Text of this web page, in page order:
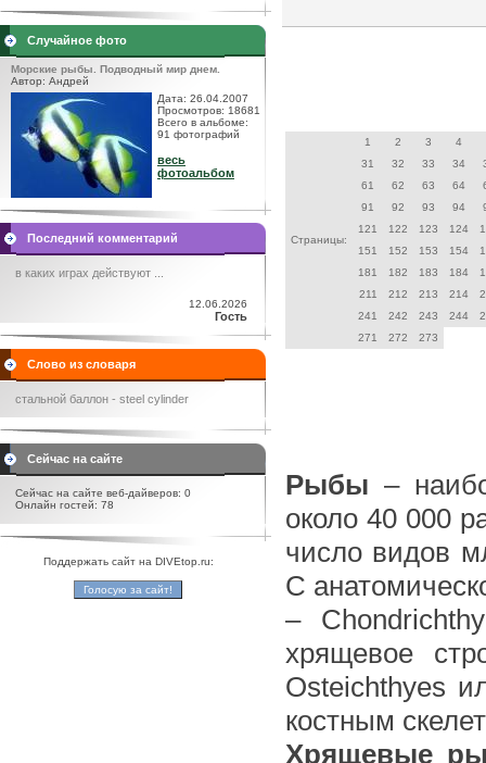
Случайное фото
Морские рыбы. Подводный мир днем.
Автор: Андрей
Дата: 26.04.2007
Просмотров: 18681
Всего в альбоме:
91 фотографий
весь
фотоальбом
Последний комментарий
в каких играх действуют ...
12.06.2026
Гость
Слово из словаря
стальной баллон - steel cylinder
Сейчас на сайте
Сейчас на сайте веб-дайверов: 0
Онлайн гостей: 78
Поддержать сайт на DIVEtop.ru:
Страницы:
1 2 3
4
31
32 33 34
61
62 63 64
91
92 93 94
121
122 123 124
151
152 153 154
181
182 183 184
211
212 213 214
241
242 243 244
271
272 273
Рыбы –
около 40 000
число видов
С
–
хрящевое
Osteichthyes
костным
Хрящевые